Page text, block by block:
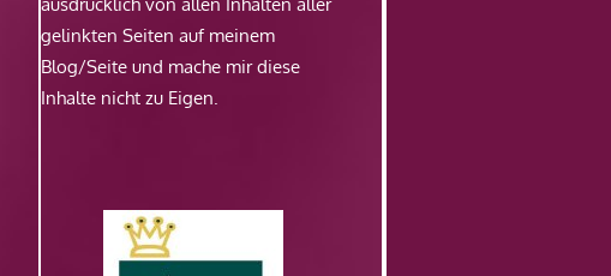
gelinkten Seiten auf meinem
Blog/Seite und mache mir diese
Inhalte nicht zu Eigen.